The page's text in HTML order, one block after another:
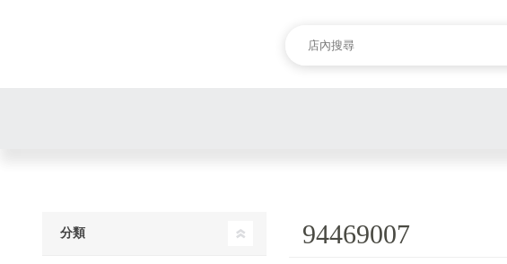
94469007
分類